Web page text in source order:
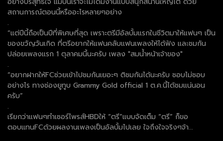
สถานการณ์ตอนนี้หรืออะไรหลายๆอย่าง
.
“แต่ปีนี้ถือเป็นปีที่พิเศษที่สุด เพราะตรีมีอัลบั้มแรกในชีวิตมาให้แฟนๆ เป็น
ของขวัญวันเกิด ที่ตรีอยากให้แฟนคลับแฟนเพลงให้ได้ฟัง และชมกัน
ปล่อยเพลงแรก 1 ตุลาคมนี้นะครับ เพลง "สมน้ำหน้าเจ้าของ"
.
“อยากฝากให้FCช่วยเข้าไปชมกันเยอะๆ ติชมกันได้นะครับ ชอบไม่ชอบ
อย่างไร ทางช่องยูทูบ Grammy Gold official 1 ต.ค.นี้ได้ชมแน่นอน
ครับ”
.
เรียกว่าแฟนๆทำเซอร์ไพรส์HBDให้ “ตรี”แบบจัดเต็ม “ตรี” ก็ขอ
ตอบแทนFCด้วยผลงานเพลงเป็นอัลบั้มไปเลย ใจถึงใจจริงๆจ้า...